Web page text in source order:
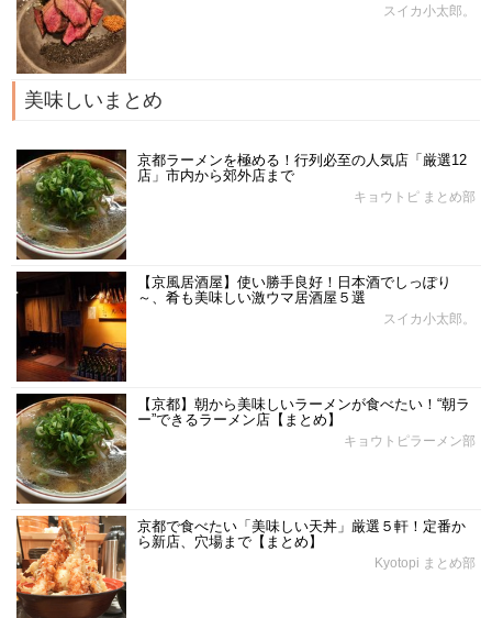
スイカ小太郎。
美味しいまとめ
京都ラーメンを極める！行列必至の人気店「厳選12
店」市内から郊外店まで
キョウトピ まとめ部
【京風居酒屋】使い勝手良好！日本酒でしっぽり
～、肴も美味しい激ウマ居酒屋５選
スイカ小太郎。
【京都】朝から美味しいラーメンが食べたい！“朝ラ
ー”できるラーメン店【まとめ】
キョウトピラーメン部
京都で食べたい「美味しい天丼」厳選５軒！定番か
ら新店、穴場まで【まとめ】
Kyotopi まとめ部